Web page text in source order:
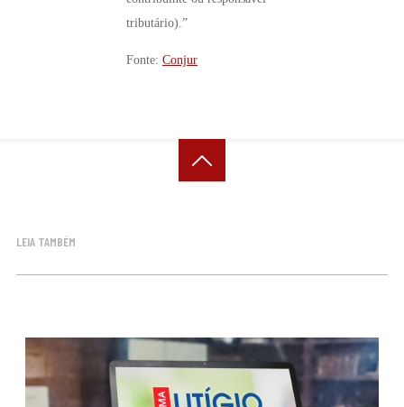
tributário).”
Fonte: Conjur
LEIA TAMBÉM